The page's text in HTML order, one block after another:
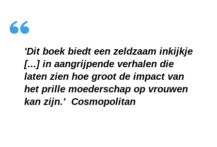
'Het is bijzonder om over Mirjams
schouder mee te kijken. (...) De kans
is groot dat je na het lezen extra
alert bent op je gevoelens en die
van de pas bevallen vrouwen om je